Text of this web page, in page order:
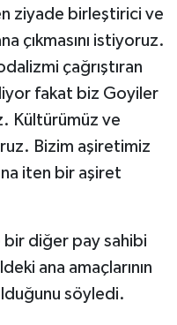
ziyade birleştirici ve
çıkmasını istiyoruz.
çağrıştıran
fakat biz Goyiler
Kültürümüz ve
Bizim aşiretimiz
iten bir aşiret
bir diğer pay sahibi
ana amaçlarının
söyledi.